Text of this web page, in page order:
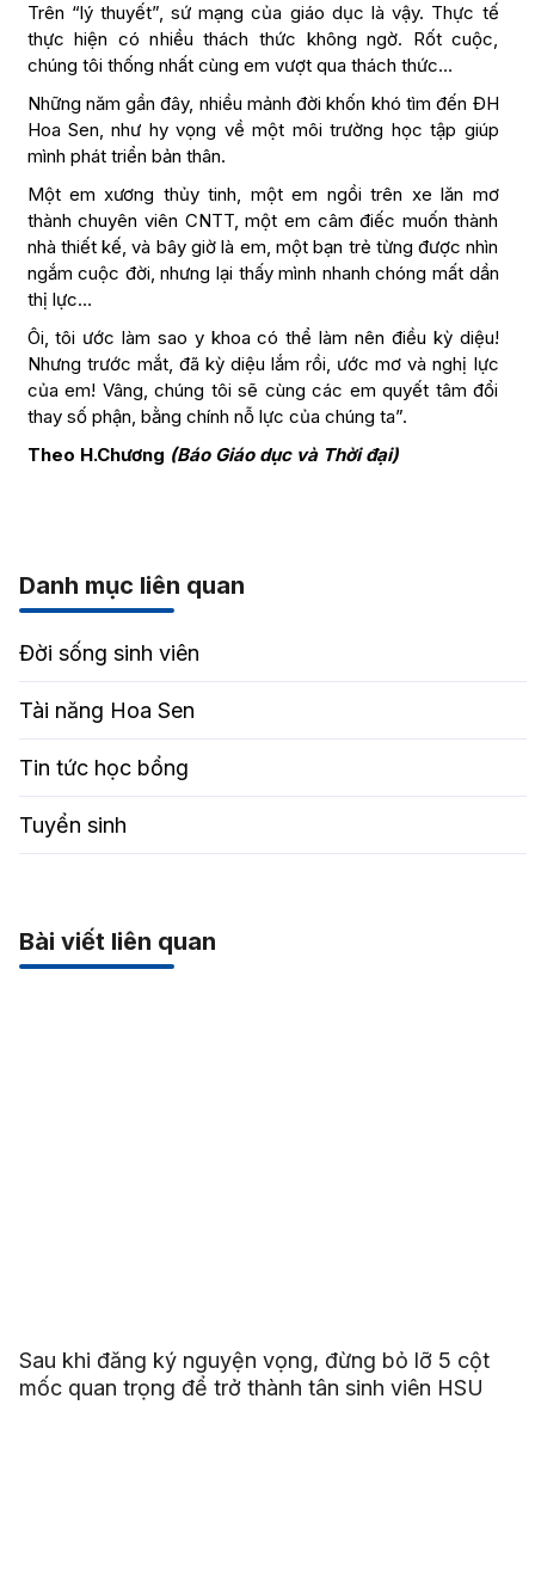
Trên “lý thuyết”, sứ mạng của giáo dục là vậy. Thực tế
thực hiện có nhiều thách thức không ngờ. Rốt cuộc,
chúng tôi thống nhất cùng em vượt qua thách thức…
Những năm gần đây, nhiều mảnh đời khốn khó tìm đến ĐH
Hoa Sen, như hy vọng về một môi trường học tập giúp
mình phát triển bản thân.
Một em xương thủy tinh, một em ngồi trên xe lăn mơ
thành chuyên viên CNTT, một em câm điếc muốn thành
nhà thiết kế, và bây giờ là em, một bạn trẻ từng được nhìn
ngắm cuộc đời, nhưng lại thấy mình nhanh chóng mất dần
thị lực…
Ôi, tôi ước làm sao y khoa có thể làm nên điều kỳ diệu!
Nhưng trước mắt, đã kỳ diệu lắm rồi, ước mơ và nghị lực
của em! Vâng, chúng tôi sẽ cùng các em quyết tâm đổi
thay số phận, bằng chính nỗ lực của chúng ta”.
Theo H.Chương (Báo Giáo dục và Thời đại)
Danh mục liên quan
Đời sống sinh viên
Tài năng Hoa Sen
Tin tức học bổng
Tuyển sinh
Bài viết liên quan
Sau khi đăng ký nguyện vọng, đừng bỏ lỡ 5 cột
mốc quan trọng để trở thành tân sinh viên HSU